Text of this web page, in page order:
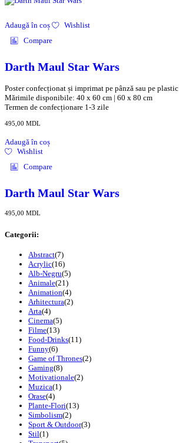
Adaugă în coș
Wishlist
Compare
Darth Maul Star Wars
Poster confecționat și imprimat pe pânză sau pe plastic
Mărimile disponibile: 40 x 60 cm | 60 x 80 cm
Termen de confecționare 1-3 zile
495,00 MDL
Adaugă în coș
Wishlist
Compare
Darth Maul Star Wars
495,00 MDL
Categorii:
Abstract(7)
Acrylic(16)
Alb-Negru(5)
Animale(21)
Animation(4)
Arhitectura(2)
Arta(4)
Cinema(5)
Filme(13)
Food-Drinks(11)
Funny(6)
Game of Thrones(2)
Gaming(8)
Motivationale(2)
Muzica(1)
Orase(4)
Plante-Flori(13)
Simbolism(2)
Sport & Outdoor(3)
Stil(1)